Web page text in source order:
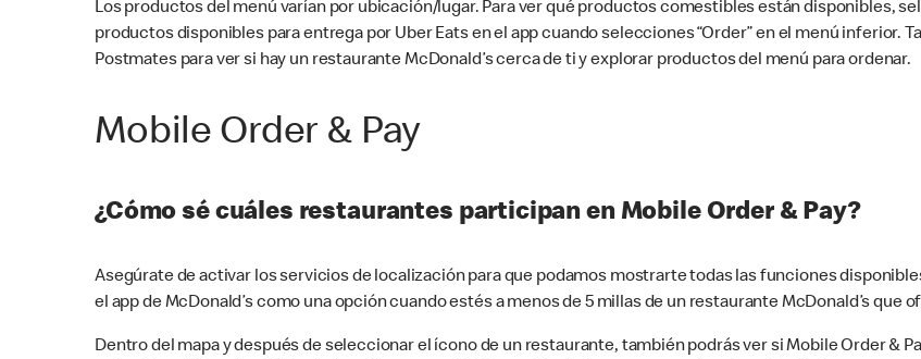
Los productos del menú varían por ubicación/lugar. Para ver qué productos comestibles están disponibles,
productos disponibles para entrega por Uber Eats en el app cuando selecciones “Order” en el menú inferior.
Postmates para ver si hay un restaurante McDonald’s cerca de ti y explorar productos del menú para ordenar.
Mobile Order & Pay
¿Cómo sé cuáles restaurantes participan en Mobile Order & Pay?
Asegúrate de activar los servicios de localización para que podamos mostrarte todas las funciones
el app de McDonald’s como una opción cuando estés a menos de 5 millas de un restaurante McDonald’s que
Dentro del mapa y después de seleccionar el ícono de un restaurante, también podrás ver si Mobile Order &